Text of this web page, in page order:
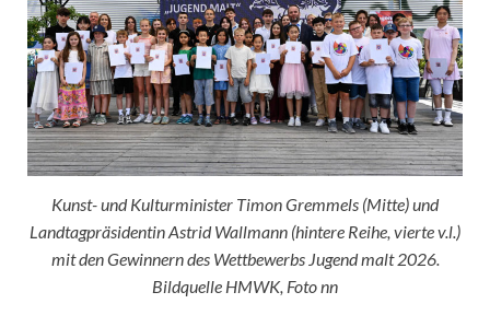
Kunst- und Kulturminister Timon Gremmels (Mitte) und
Landtagpräsidentin Astrid Wallmann (hintere Reihe, vierte v.l.)
mit den Gewinnern des Wettbewerbs Jugend malt 2026.
Bildquelle HMWK, Foto nn